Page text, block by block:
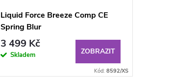
Liquid Force Breeze Comp CE
Spring Blur
3 499 Kč
Skladem ZOBRAZIT
Kód: 8592/XS